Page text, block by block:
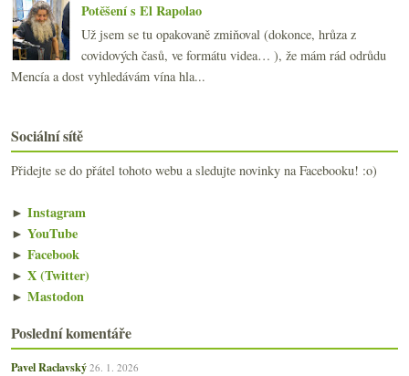
Potěšení s El Rapolao
Už jsem se tu opakovaně zmiňoval (dokonce, hrůza z
covidových časů, ve formátu videa… ), že mám rád odrůdu
Mencía a dost vyhledávám vína hla...
Sociální sítě
Přidejte se do přátel tohoto webu a sledujte novinky na Facebooku! :o)
► Instagram
► YouTube
► Facebook
► X (Twitter)
► Mastodon
Poslední komentáře
Pavel Raclavský 26. 1. 2026